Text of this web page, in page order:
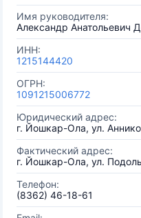
Имя руководителя:
Александр Анатольевич
ИНН:
1215144420
ОГРН:
1091215006772
Юридический адрес:
г. Йошкар-Ола, ул.
Фактический адрес:
г. Йошкар-Ола, ул.
Телефон:
(8362) 46-18-61